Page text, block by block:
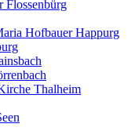
Flossenbürg
Hofbauer Happurg
Thalheim